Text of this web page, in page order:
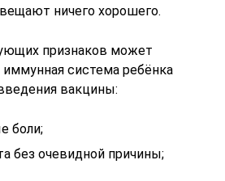
ничего хорошего.
признаков может
иммунная система ребёнка
вакцины:
боли;
без очевидной причины;